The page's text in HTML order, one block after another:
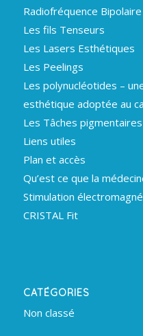
Radiofréquence Bipolaire
Les fils Tenseurs
Les Lasers Esthétiques
Les Peelings
Les polynucléotides –
esthétique adoptée au
Les Tâches pigmentaires
Liens utiles
Plan et accès
Qu’est ce que la
Stimulation
CRISTAL Fit
CATÉGORIES
Non classé